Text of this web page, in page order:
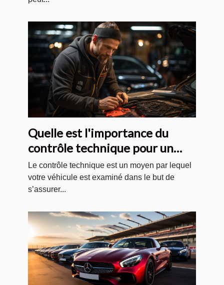
Quelle est l'importance du
contrôle technique pour un
véhicule ?
Le contrôle technique est un moyen par lequel
votre véhicule est examiné dans le but de
s’assurer...